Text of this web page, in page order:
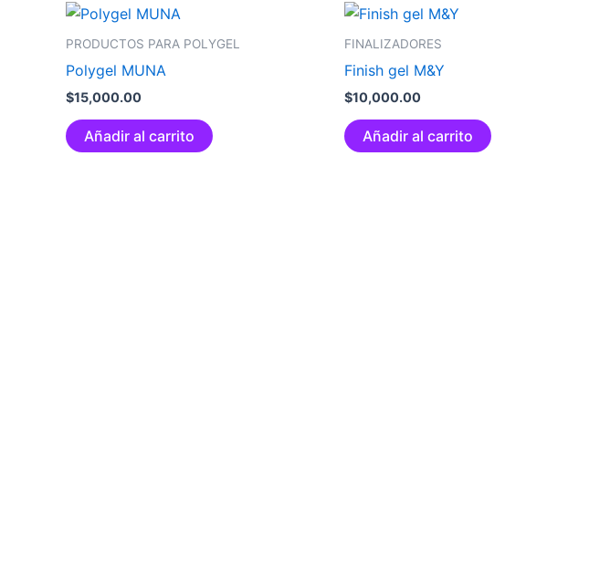
PRODUCTOS PARA POLYGEL
Polygel MUNA
$15,000.00
Añadir al carrito
FINALIZADORES
Finish gel M&Y
$10,000.00
Añadir al carrito